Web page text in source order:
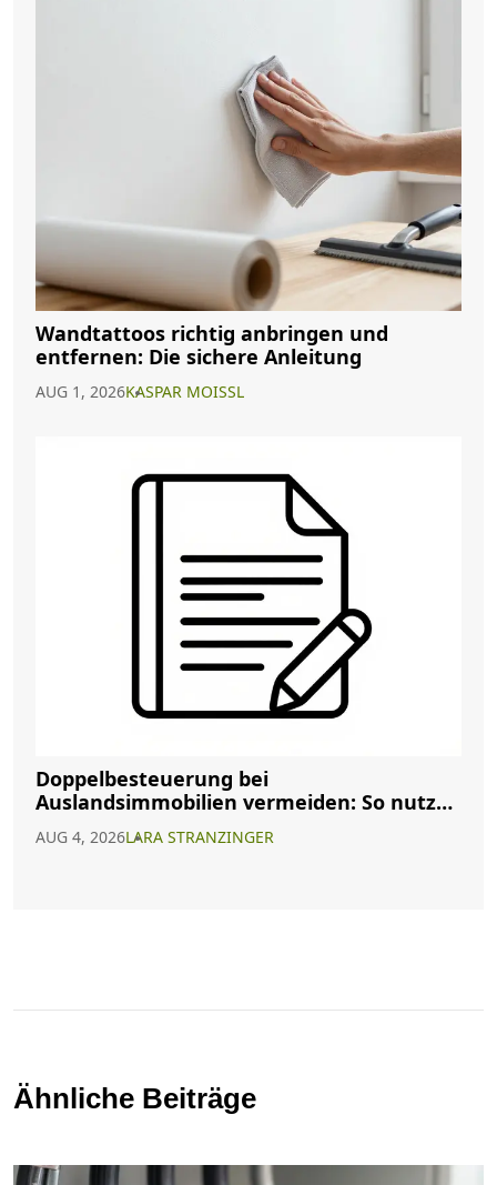
Wandtattoos richtig anbringen und
entfernen: Die sichere Anleitung
AUG 1, 2026KASPAR MOISSL
Doppelbesteuerung bei
Auslandsimmobilien vermeiden: So nutzen
AUG 4, 2026LARA STRANZINGER
Ähnliche Beiträge